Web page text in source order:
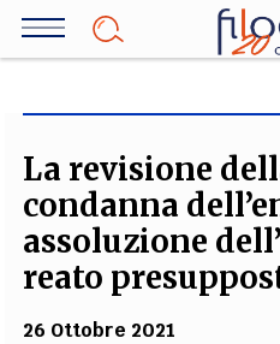
Salta
STORIA E
La revisione
condanna
assoluzione
reato
26 Ottobre 2021